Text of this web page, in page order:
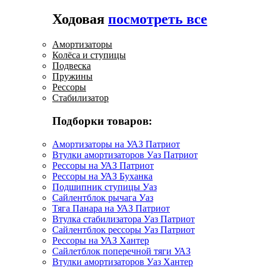
Ходовая посмотреть все
Амортизаторы
Колёса и ступицы
Подвеска
Пружины
Рессоры
Стабилизатор
Подборки товаров:
Амортизаторы на УАЗ Патриот
Втулки амортизаторов Уаз Патриот
Рессоры на УАЗ Патриот
Рессоры на УАЗ Буханка
Подшипник ступицы Уаз
Сайлентблок рычага Уаз
Тяга Панара на УАЗ Патриот
Втулка стабилизатора Уаз Патриот
Сайлентблок рессоры Уаз Патриот
Рессоры на УАЗ Хантер
Сайлетблок поперечной тяги УАЗ
Втулки амортизаторов Уаз Хантер